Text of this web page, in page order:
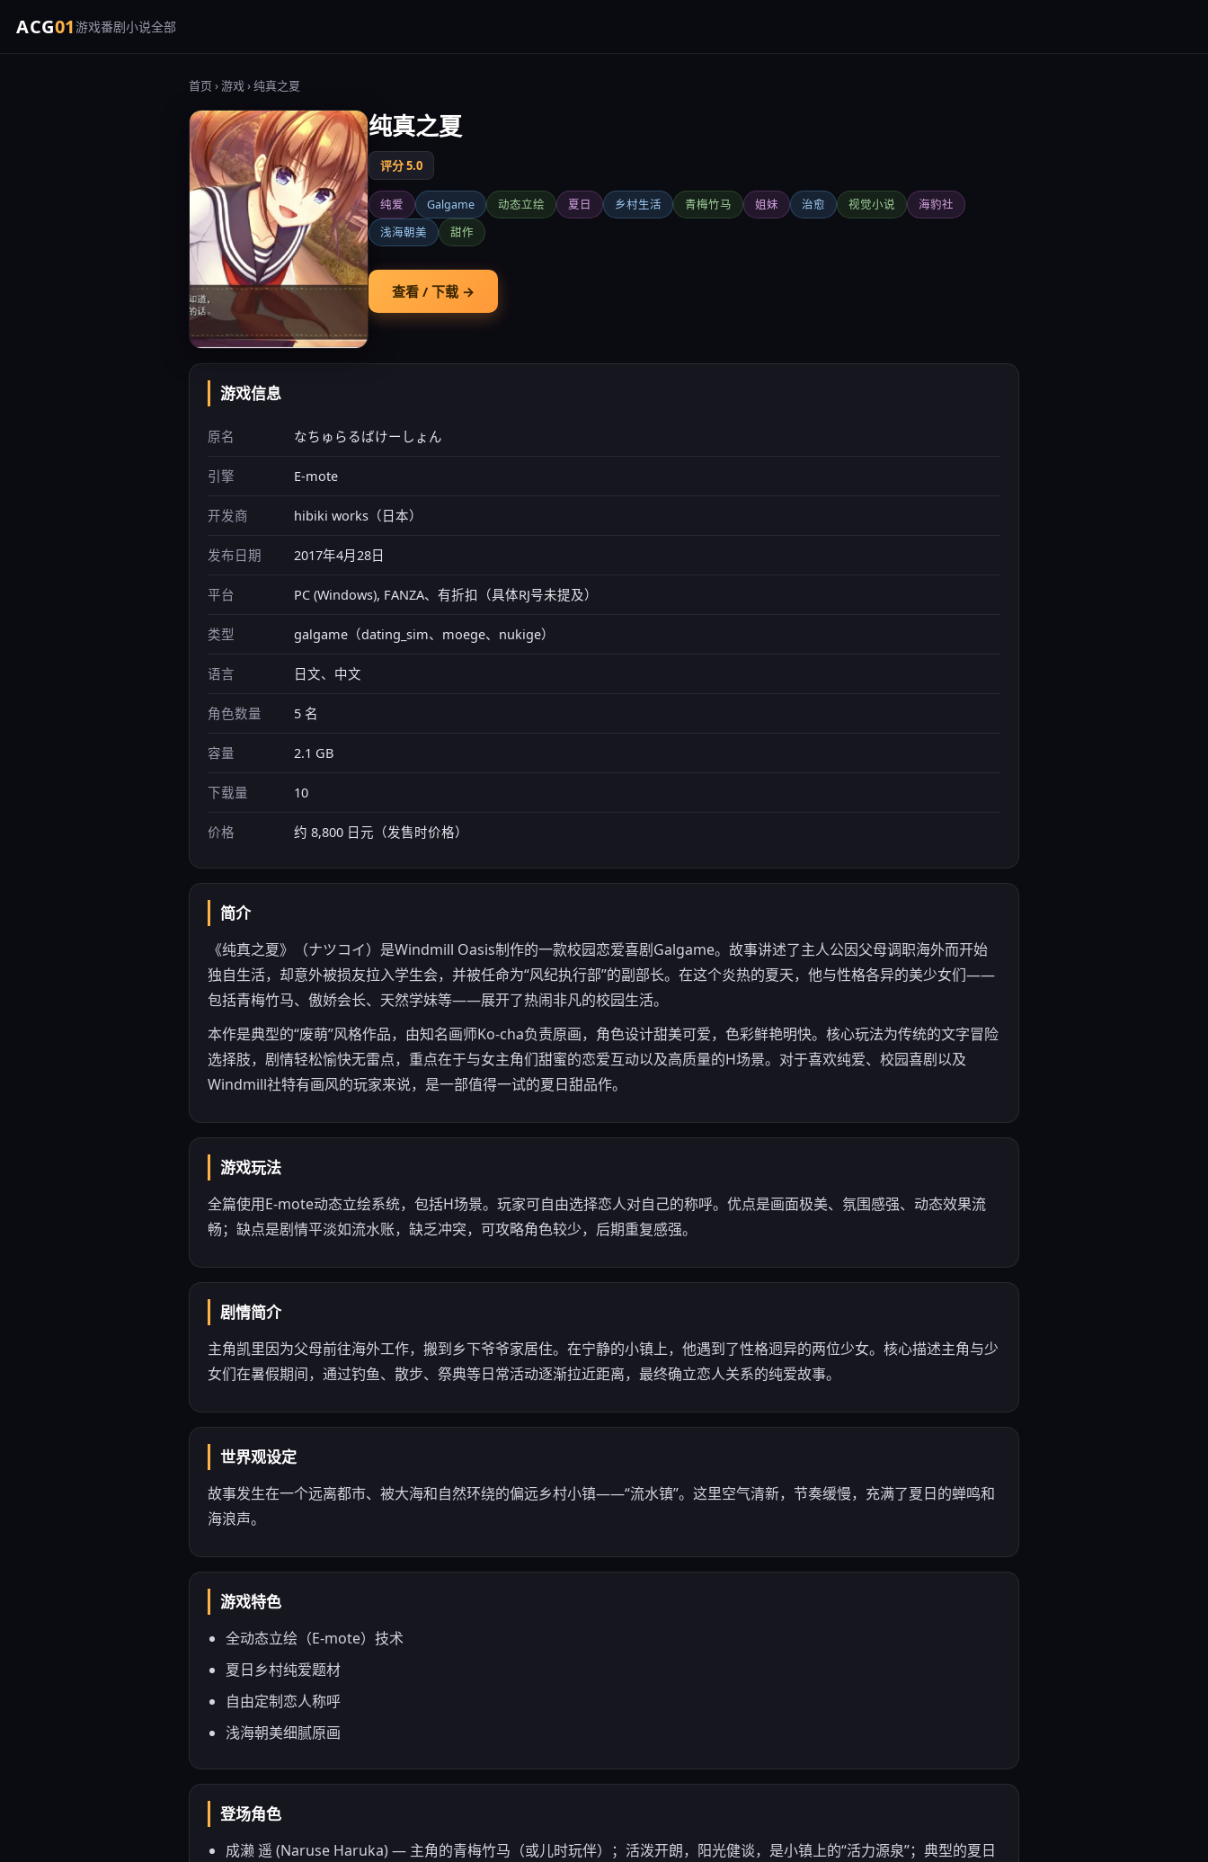
ACG01游戏番剧小说全部
首页 ›游戏› 纯真之夏
纯真之夏
评分 5.0
纯爱 Galgame 动态立绘 夏日 乡村生活 青梅竹马 姐妹 治愈 视觉小说
海豹社
浅海朝美
甜作
查看 / 下载 →
游戏信息
原名 なちゅらるばけーしょん
引擎 E-mote
开发商 hibiki works（日本）
发布日期 2017年4月28日
平台 PC (Windows), FANZA、有折扣（具体RJ号未提及）
类型 galgame（dating_sim、moege、nukige）
语言 日文、中文
角色数量 5 名
容量 2.1 GB
下载量 10
价格 约 8,800 日元（发售时价格）
简介
《纯真之夏》（ナツコイ）是Windmill Oasis制作的一款校园恋爱喜剧Galgame。故事讲述了主人公因父母调职海外而开始
独自生活，却意外被损友拉入学生会，并被任命为“风纪执行部”的副部长。在这个炎热的夏天，他与性格各异的美少女们——
包括青梅竹马、傲娇会长、天然学妹等——展开了热闹非凡的校园生活。
本作是典型的“废萌”风格作品，由知名画师Ko-cha负责原画，角色设计甜美可爱，色彩鲜艳明快。核心玩法为传统的文字冒险
选择肢，剧情轻松愉快无雷点，重点在于与女主角们甜蜜的恋爱互动以及高质量的H场景。对于喜欢纯爱、校园喜剧以及
Windmill社特有画风的玩家来说，是一部值得一试的夏日甜品作。
游戏玩法
全篇使用E-mote动态立绘系统，包括H场景。玩家可自由选择恋人对自己的称呼。优点是画面极美、氛围感强、动态效果流
畅；缺点是剧情平淡如流水账，缺乏冲突，可攻略角色较少，后期重复感强。
剧情简介
主角凯里因为父母前往海外工作，搬到乡下爷爷家居住。在宁静的小镇上，他遇到了性格迥异的两位少女。核心描述主角与少
女们在暑假期间，通过钓鱼、散步、祭典等日常活动逐渐拉近距离，最终确立恋人关系的纯爱故事。
世界观设定
故事发生在一个远离都市、被大海和自然环绕的偏远乡村小镇——“流水镇”。这里空气清新，节奏缓慢，充满了夏日的蝉鸣和
海浪声。
游戏特色
全动态立绘（E-mote）技术
夏日乡村纯爱题材
自由定制恋人称呼
浅海朝美细腻原画
登场角色
成濑 遥 (Naruse Haruka) — 主角的青梅竹马（或儿时玩伴）；活泼开朗，阳光健谈，是小镇上的“活力源泉”；典型的夏日